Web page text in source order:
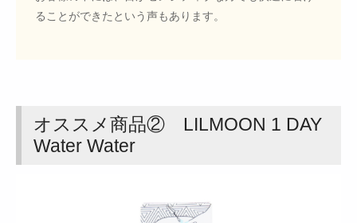
ることができたという声もあります。
オススメ商品② LILMOON 1 DAY
Water Water